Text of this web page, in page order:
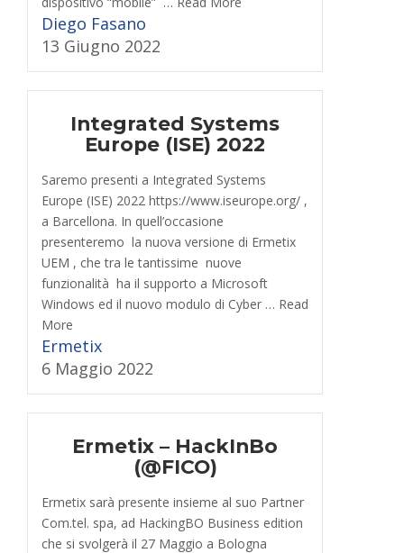
Diego Fasano
13 Giugno 2022
Integrated Systems
Europe (ISE) 2022
Saremo presenti a Integrated Systems
Europe (ISE) 2022 https://www.iseurope.org/ ,
a Barcellona​​​​. In quell’occasione
presenteremo la nuova versione di Ermetix
UEM , che tra le tantissime nuove
funzionalità ha il supporto a Microsoft
Windows ed il nuovo modulo di Cyber … Read
More
Ermetix
6 Maggio 2022
Ermetix – HackInBo
(@FICO)
Ermetix sarà presente insieme al suo Partner
Com.tel. spa, ad HackingBO Business edition
che si svolgerà il 27 Maggio a Bologna